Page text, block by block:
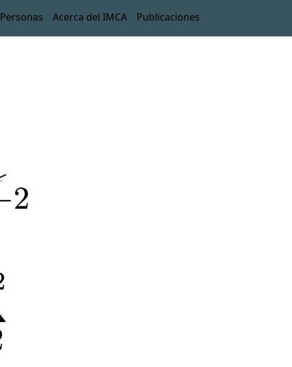
Personas Acerca del IMCA Publicaciones